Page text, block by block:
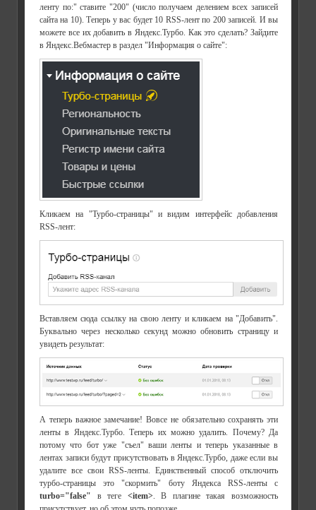
ленту по:" ставите "200" (число получаем делением всех записей
сайта на 10). Теперь у вас будет 10 RSS-лент по 200 записей. И вы
можете все их добавить в Яндекс.Турбо. Как это сделать? Зайдите
в Яндекс.Вебмастер в раздел "Информация о сайте":
Кликаем на "Турбо-страницы" и видим интерфейс добавления
RSS-лент:
Вставляем сюда ссылку на свою ленту и кликаем на "Добавить".
Буквально через несколько секунд можно обновить страницу и
увидеть результат:
А теперь важное замечание! Вовсе не обязательно сохранять эти
ленты в Яндекс.Турбо. Теперь их можно удалить. Почему? Да
потому что бот уже "съел" ваши ленты и теперь указанные в
лентах записи будут присутствовать в Яндекс.Турбо, даже если вы
удалите все свои RSS-ленты. Единственный способ отключить
турбо-страницы это "скормить" боту Яндекса RSS-ленты с
turbo="false" в теге <item>. В плагине такая возможность